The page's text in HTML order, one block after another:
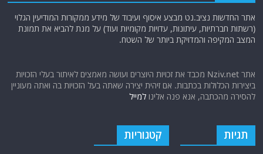
אתר החדשות נציב.נט מבצע איסוף ועיבוד של מידע ממקורות המודיעין הגלוי
(רשתות חברתיות, עיתונות, עדויות מקומיות ועוד) על מנת להביא את תמונת
המצב המקיפה והמדויקת ביותר של השטח.
אתר Nziv.net מכבד את זכויות היוצרים ועושה מאמצים לאיתור בעלי הזכויות
ביצירות הכלולות בכתבות. אם זיהית יצירה שאתה בעל הזכויות בה ואתה מעוניין
להסירה מהכתבה, אנא פנה אלינולמייל
תגיות קטגוריות